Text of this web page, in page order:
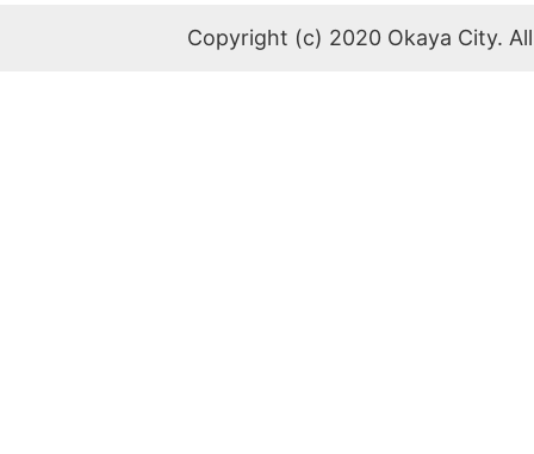
Copyright (c) 2020 Okaya City.